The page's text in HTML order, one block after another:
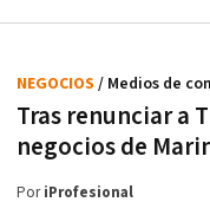
Tras renunciar a
negocios de
NEGOCIOS / Medios de
PoriProfesional